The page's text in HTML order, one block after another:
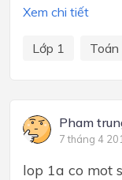
Xem chi tiết
Lớp 1 Toán
Pham
7 tháng 4
lop 1a co mot